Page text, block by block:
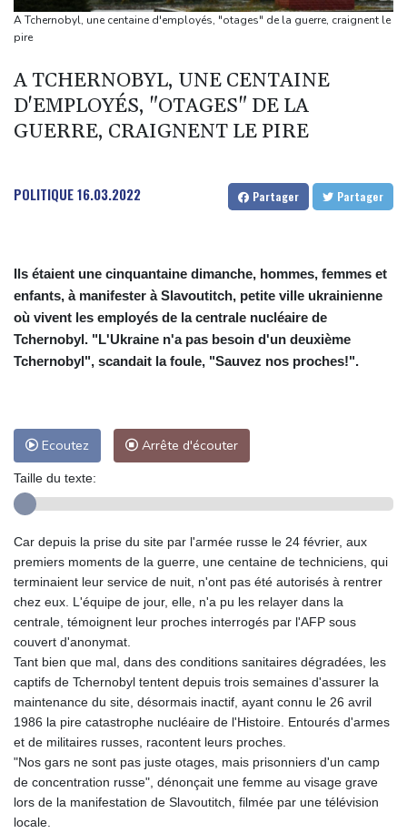
Canicule: à peine redémarrée, la centrale de Golfech de nouveau
à l'arrêt
propagent
Chine : annulations de vols et évacuations à l'approche du
typhon Dolphin
A Tchernobyl, une centaine d'employés, "otages" de la guerre, craignent le
pire
A TCHERNOBYL, UNE CENTAINE
D'EMPLOYÉS, "OTAGES" DE LA
GUERRE, CRAIGNENT LE PIRE
POLITIQUE16.03.2022 Partager Partager
Ils étaient une cinquantaine dimanche, hommes, femmes et
enfants, à manifester à Slavoutitch, petite ville ukrainienne
où vivent les employés de la centrale nucléaire de
Tchernobyl. "L'Ukraine n'a pas besoin d'un deuxième
Tchernobyl", scandait la foule, "Sauvez nos proches!".
Ecoutez Arrête d'écouter
Taille du texte:
Car depuis la prise du site par l'armée russe le 24 février, aux
premiers moments de la guerre, une centaine de techniciens, qui
terminaient leur service de nuit, n'ont pas été autorisés à rentrer
chez eux. L'équipe de jour, elle, n'a pu les relayer dans la
centrale, témoignent leur proches interrogés par l'AFP sous
couvert d'anonymat.
Tant bien que mal, dans des conditions sanitaires dégradées, les
captifs de Tchernobyl tentent depuis trois semaines d'assurer la
maintenance du site, désormais inactif, ayant connu le 26 avril
1986 la pire catastrophe nucléaire de l'Histoire. Entourés d'armes
et de militaires russes, racontent leurs proches.
"Nos gars ne sont pas juste otages, mais prisonniers d'un camp
de concentration russe", dénonçait une femme au visage grave
lors de la manifestation de Slavoutitch, filmée par une télévision
locale.